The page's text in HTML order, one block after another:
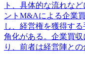
ト、具体的な流れな
ントM&Aによる企業
し、経営権を獲得す
角化がある。企業買
り、前者は経営陣との